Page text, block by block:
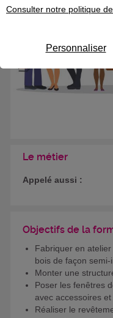
Le métier
Appelé aussi :
Objectifs de la
Fabriquer en
bois de façon
Monter une
Poser les fenêtres
avec accessoires
Réaliser le
Consulter notre politique
Personnaliser